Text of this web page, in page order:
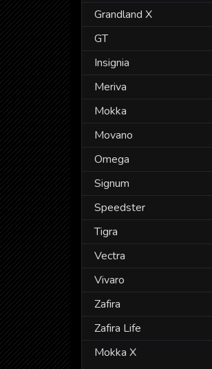
Grandland X
GT
Insignia
Meriva
Mokka
Movano
Omega
Signum
Speedster
Tigra
Vectra
Vivaro
Zafira
Zafira Life
Mokka X